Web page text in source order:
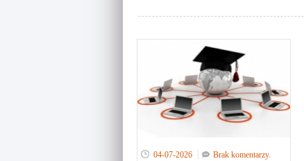
04-07-2026
Brak komentarzy.